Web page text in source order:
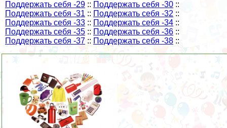
Поддержать себя -29 :: Поддержать себя -30 ::
Поддержать себя -31 :: Поддержать себя -32 ::
Поддержать себя -33 :: Поддержать себя -34 ::
Поддержать себя -35 :: Поддержать себя -36 ::
Поддержать себя -37 :: Поддержать себя -38 ::